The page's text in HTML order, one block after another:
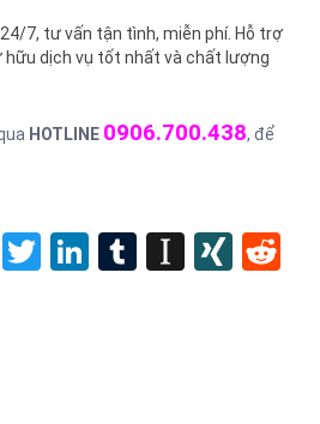
7, tư vấn tận tình, miễn phí. Hỗ trợ
hữu dịch vụ tốt nhất và chất lượng
HOTLINE 0906.700.438, để
Facebook
TwitterLinkedIn
Tumblr